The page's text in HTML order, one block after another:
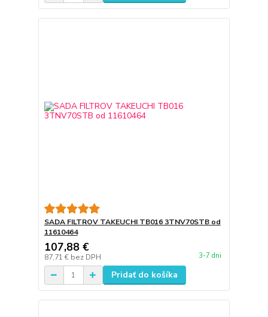
SADA FILTROV TAKEUCHI TB016 3TNV70STB od
11610464
107,88 €
87,71 € bez DPH 3-7 dni
Pridať do košíka